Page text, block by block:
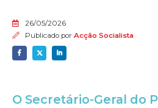
26/05/2026
Publicado por Acção Socialista
O Secretário-Geral do